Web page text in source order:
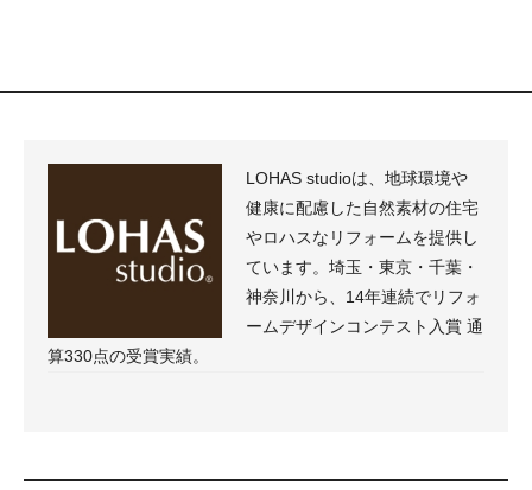
LOHAS studioは、地球環境や
健康に配慮した自然素材の住宅
やロハスなリフォームを提供し
ています。埼玉・東京・千葉・
神奈川から、14年連続でリフォ
ームデザインコンテスト入賞 通
算330点の受賞実績。